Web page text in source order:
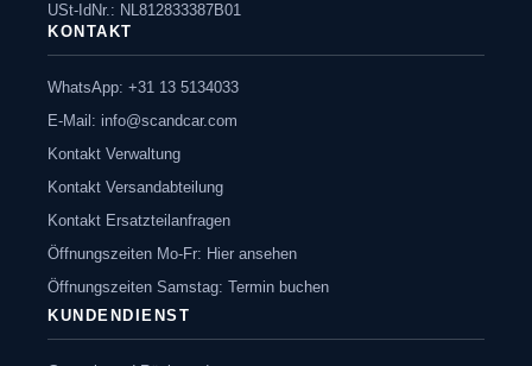
USt-IdNr.: NL812833387B01
KONTAKT
WhatsApp: +31 13 5134033
E-Mail: info@scandcar.com
Kontakt Verwaltung
Kontakt Versandabteilung
Kontakt Ersatzteilanfragen
Öffnungszeiten Mo-Fr: Hier ansehen
Öffnungszeiten Samstag: Termin buchen
KUNDENDIENST